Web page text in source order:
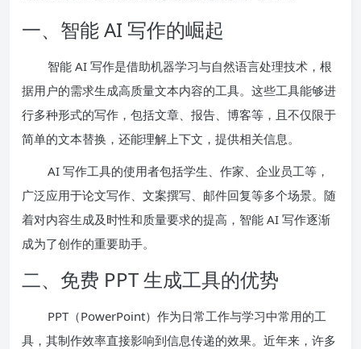
一、智能 AI 写作的崛起
智能 AI 写作是借助机器学习与自然语言处理技术，根
据用户的需求生成高质量文本内容的工具。这些工具能够进
行多种形式的写作，包括文章、报告、博客等，且不仅限于
简单的文本替换，还能理解上下文，提供相关信息。
AI 写作工具的使用者包括学生、作家、企业员工等，
广泛应用于论文写作、文案撰写、邮件回复等多个场景。随
着对内容生成及时性和质量要求的提高，智能 AI 写作逐渐
成为了创作的重要助手。
二、免费 PPT 生成工具的优势
PPT（PowerPoint）作为日常工作与学习中常用的工
具，其制作效率直接影响到信息传递的效果。近年来，许多